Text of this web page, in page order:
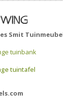
Smit
tuinbank
tuintafel